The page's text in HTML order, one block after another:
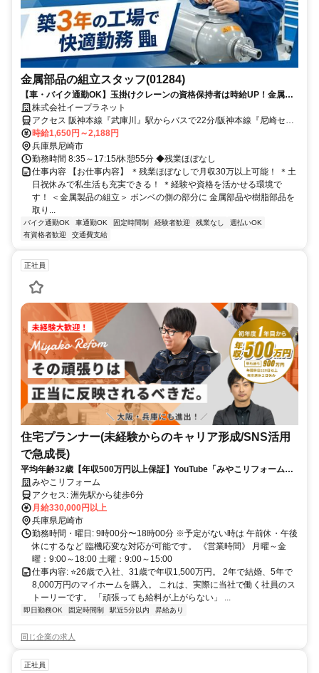
金属部品の組立スタッフ(01284)
【車・バイク通勤OK】玉掛けクレーンの資格保持者は時給UP！金属加
工の経験が活かせるお仕事◎残業ほぼ無し！20代～40代の男性活躍中
【土日祝休み】
株式会社イープラネット
アクセス 阪神本線『武庫川』駅からバスで22分/阪神本線『尼崎セン
タープール前』駅より車8分/阪神武庫川線『東鳴尾』駅より車8分/
車・バイク通勤ok
時給1,650円～2,188円
兵庫県尼崎市
勤務時間 8:35～17:15/休憩55分 ◆残業ほぼなし
仕事内容 【お仕事内容】 ＊残業ほぼなしで月収30万以上可能！ ＊土
日祝休みで私生活も充実できる！ ＊経験や資格を活かせる環境で
す！ ＜金属製品の組立＞ ボンベの側の部分に 金属部品や樹脂部品を
取り...
バイク通勤OK 車通勤OK 固定時間制 経験者歓迎 残業なし
週払いOK
有資格者歓迎
交通費支給
正社員
住宅プランナー(未経験からのキャリア形成/SNS活用
で急成長)
平均年齢32歳【年収500万円以上保証】YouTube「みやこリフォーム」
で検索！登録者数10万人突破／年休125日
みやこリフォーム
アクセス: 洲先駅から徒歩6分
月給330,000円以上
兵庫県尼崎市
勤務時間・曜日: 9時00分〜18時00分 ※予定がない時は 午前休・午後
休にするなど 臨機応変な対応が可能です。 《営業時間》 月曜～金
曜：9:00～18:00 土曜：9:00～15:00
仕事内容: ⭐️26歳で入社、31歳で年収1,500万円。 2年で結婚、5年で
8,000万円のマイホームを購入。 これは、実際に当社で働く社員のス
トーリーです。 「頑張っても給料が上がらない」 ...
即日勤務OK 固定時間制 駅近5分以内 昇給あり
同じ企業の求人
正社員